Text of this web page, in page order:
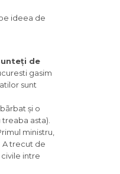
ideea de
de
gasim
sunt
și o
asta).
ministru,
A trecut de
intre